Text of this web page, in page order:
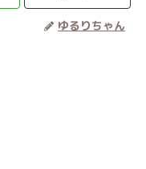
ゆるりちゃん